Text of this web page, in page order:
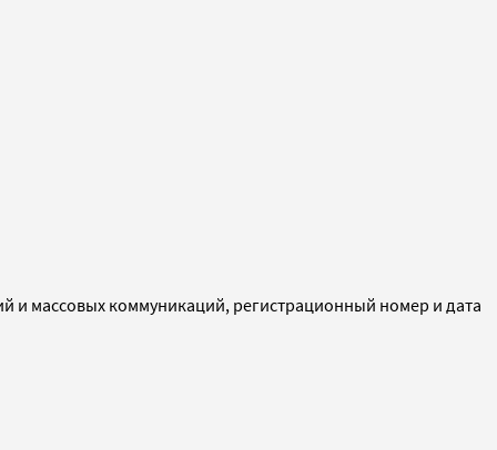
и массовых коммуникаций, регистрационный номер и дата